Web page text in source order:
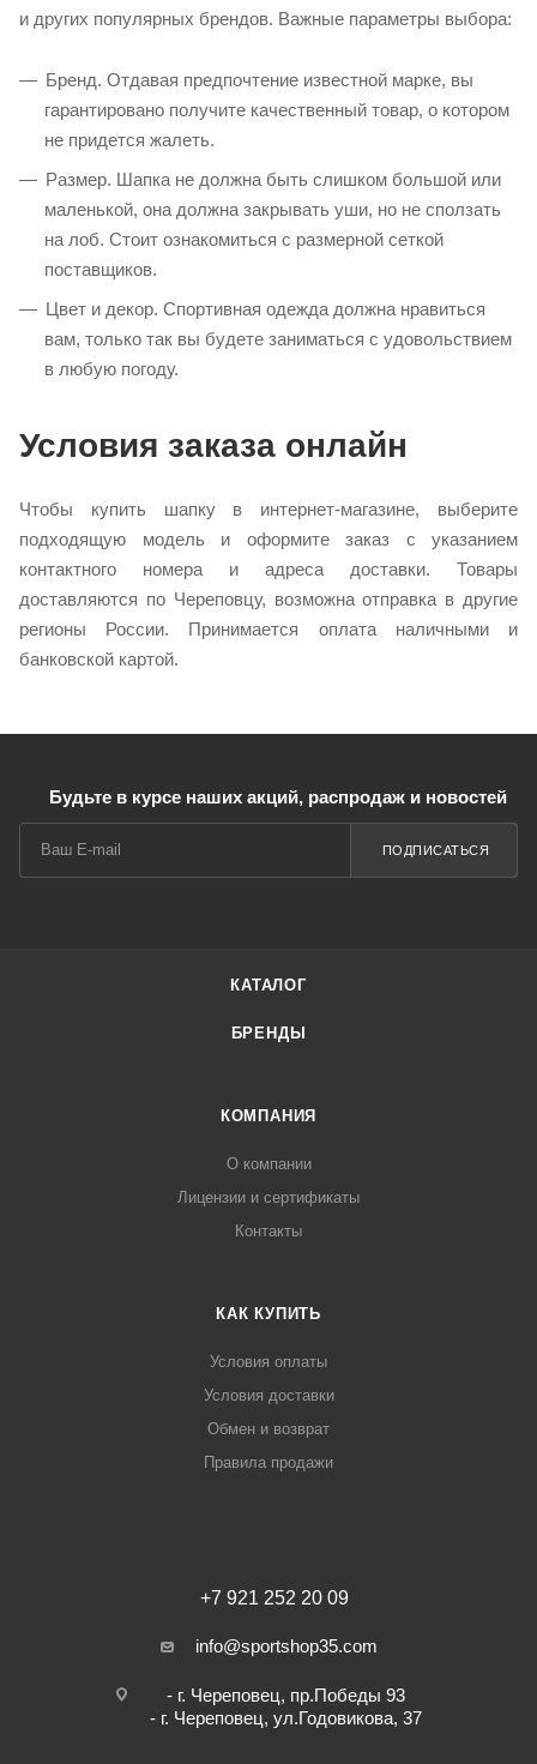
и других популярных брендов. Важные параметры выбора:
Бренд. Отдавая предпочтение известной марке, вы
гарантировано получите качественный товар, о котором
не придется жалеть.
Размер. Шапка не должна быть слишком большой или
маленькой, она должна закрывать уши, но не сползать
на лоб. Стоит ознакомиться с размерной сеткой
поставщиков.
Цвет и декор. Спортивная одежда должна нравиться
вам, только так вы будете заниматься с удовольствием
в любую погоду.
Условия заказа онлайн
Чтобы купить шапку в интернет-магазине, выберите
подходящую модель и оформите заказ с указанием
контактного номера и адреса доставки. Товары
доставляются по Череповцу, возможна отправка в другие
регионы России. Принимается оплата наличными и
банковской картой.
Будьте в курсе наших акций, распродаж и новостей
ПОДПИСАТЬСЯ
КАТАЛОГ
БРЕНДЫ
КОМПАНИЯ
О компании
Лицензии и сертификаты
Контакты
КАК КУПИТЬ
Условия оплаты
Условия доставки
Обмен и возврат
Правила продажи
+7 921 252 20 09
info@sportshop35.com
- г. Череповец, пр.Победы 93
- г. Череповец, ул.Годовикова, 37